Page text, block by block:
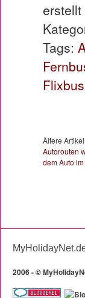
erstellt
Tags:
Flixbus
Ältere
Autorouten
dem Auto
2006 -©